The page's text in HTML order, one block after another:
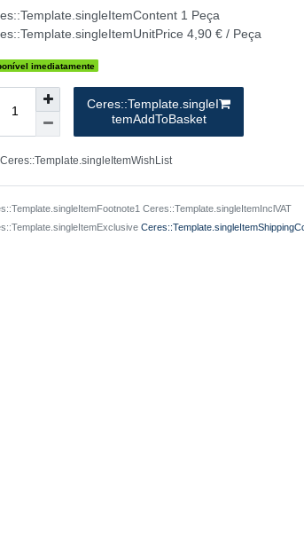
1 Peça
4,90 € / Peça
imediatamente
Ceres::Template.singleI
temAddToBasket
Ceres::Template.singleItemWishList
Ceres::Template.singleItemInclVAT